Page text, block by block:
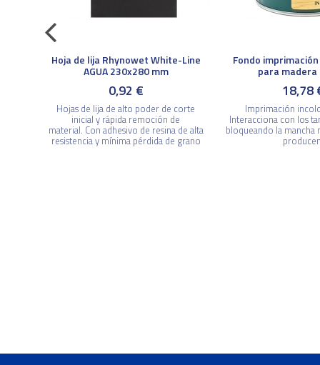
Hoja de lija Rhynowet White-Line
AGUA 230x280 mm
0,92 €
Hojas de lija de alto poder de corte
inicial y rápida remoción de
material. Con adhesivo de resina de alta
resistencia y mínima pérdida de grano
Fondo
para madera
18,78
Imprimación
Interacciona con los
bloqueando la mancha